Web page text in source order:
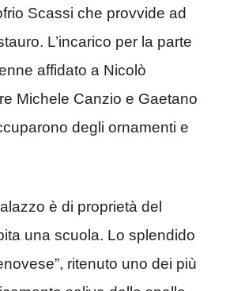
Scassi che provvide ad
L’incarico per la parte
affidato a Nicolò
Michele Canzio e Gaetano
degli ornamenti e
è di proprietà del
una scuola. Lo splendido
ritenuto uno dei più